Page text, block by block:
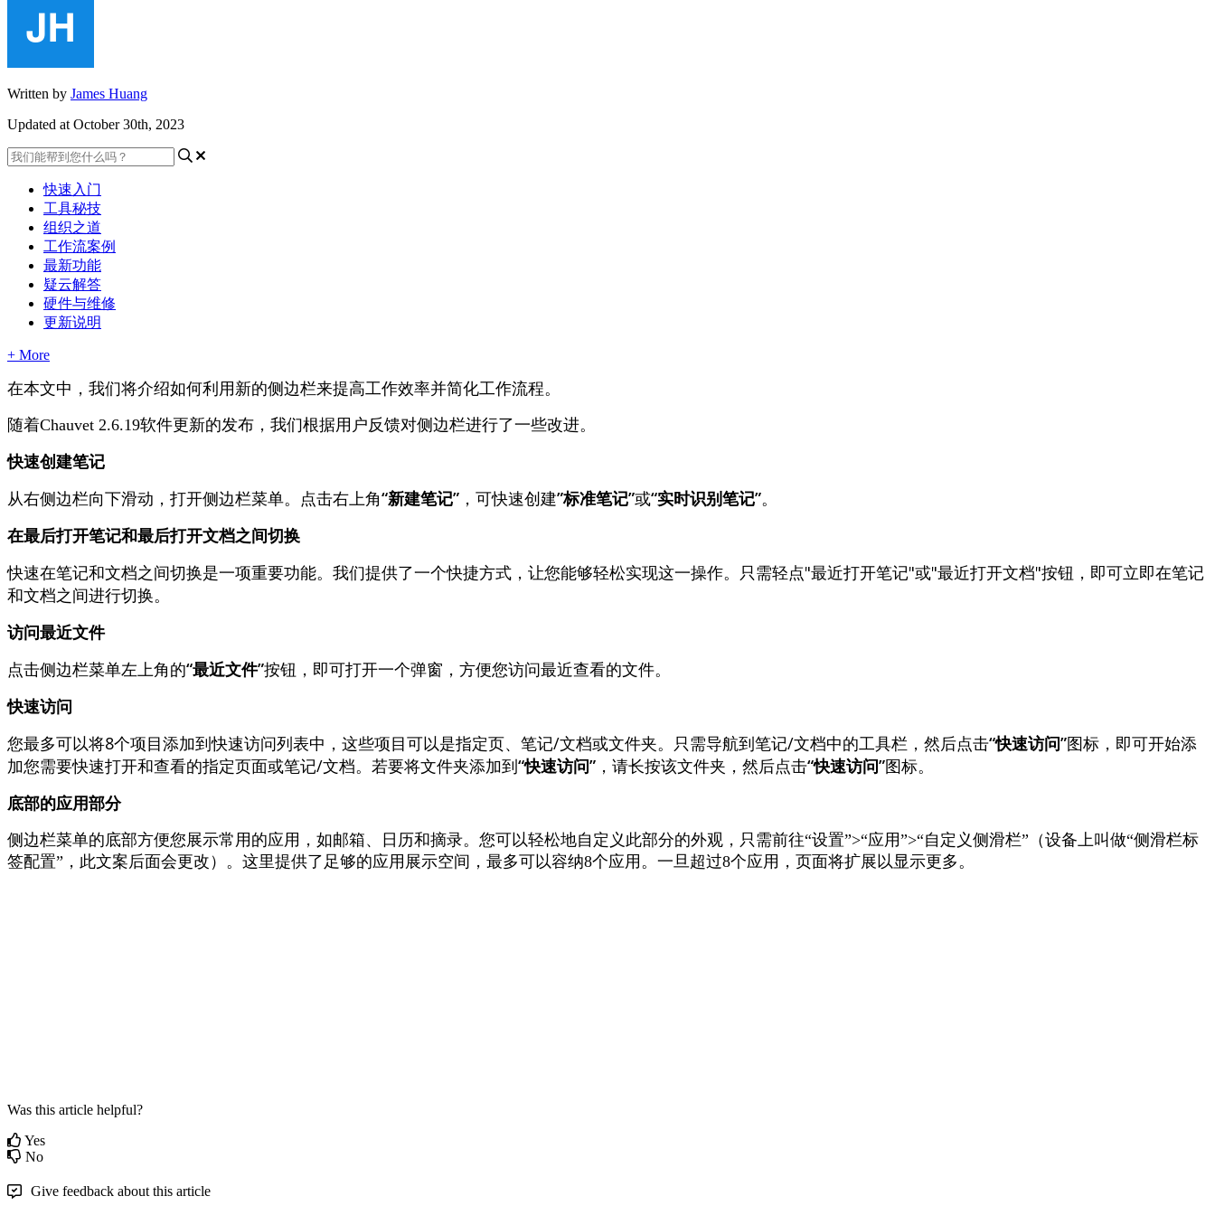
Written by James Huang
Updated at October 30th, 2023
快速入门
工具秘技
组织之道
工作流案例
最新功能
疑云解答
硬件与维修
更新说明
+ More
在本文中 ， 我们将介绍如何利 用 新的侧边栏来提高工作效率并简化工作流程。
随着Chauvet 2.6.19软件更新的发布 ， 我们根据用 户反馈对侧边栏进行了一些改进。
快速创建笔记
从右侧边栏向下滑动 ， 打开侧边栏菜单。 点击右上角“新建笔记” ， 可快速创建”标准笔记”或“实时识别笔记”。
在最后打开笔记和最后打开文档之间切换
快速在笔记和文档之间切换是一项重要功能。 我们提供了一个快捷方式 ， 让您能够轻松实现这一操作。 只需轻点"最近打开笔记"或"最近打开文档"按钮 ， 即可立即在笔记
和文档之间进行切换。
访问最近文件
点击侧边栏菜单左上角的“最近文件”按钮 ， 即可打开一个弹窗 ， 方便您访问最近查看的文件。
快速访问
您最多可以将8个项目添加到快速访问列表中 ， 这些项目可以是指定页、 笔记/文档或文件夹。 只需导航到笔记/文档中的工具栏 ， 然后点击“快速访问”图标 ， 即可开始添
加您需要快速打开和查看的指定页面或笔记/文档。 若要将文件夹添加到“快速访问” ， 请长按该文件夹 ， 然后点击“快速访问”图标。
底部的应用部分
侧边栏菜单的底部方便您展示常 用 的应用 ， 如邮箱、 日 历和摘录。 您可以轻松地自 定 义 此部分的外观 ， 只 需前往“设置”>“应用”>“自 定 义侧滑栏” （设备 上叫 做“侧滑栏标
签配置” ， 此文案后面会更改 ） 。 这里提供了 足够的应用 展示空间 ， 最多可以容纳8个应用 。 一 旦 超过8个应用 ， 页面将扩展 以 显示更多 。
Was this article helpful?
Yes
No
Give feedback about this article